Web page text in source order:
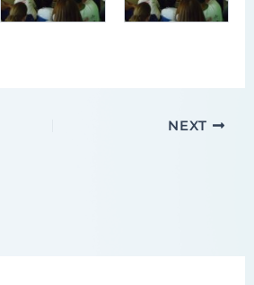
NEXT